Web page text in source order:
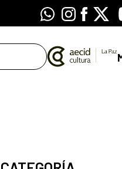
WhatsappInstagram
Facebook
X